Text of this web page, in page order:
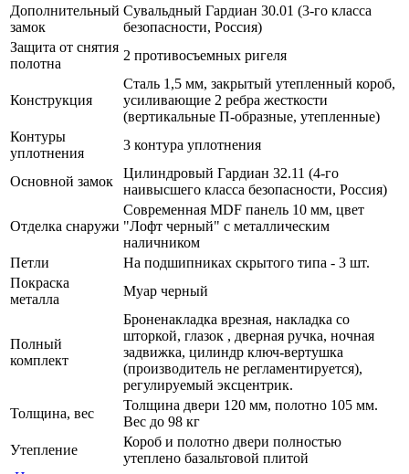
Дополнительный
замок
Сувальдный Гардиан 30.01 (3-го класса
безопасности, Россия)
Защита от снятия
полотна
2 противосъемных ригеля
Конструкция
Сталь 1,5 мм, закрытый утепленный короб,
усиливающие 2 ребра жесткости
(вертикальные П-образные, утепленные)
Контуры
уплотнения
3 контура уплотнения
Основной замок
Цилиндровый Гардиан 32.11 (4-го
наивысшего класса безопасности, Россия)
Отделка снаружи
Современная MDF панель 10 мм, цвет
"Лофт черный" с металлическим
наличником
Петли
На подшипниках скрытого типа - 3 шт.
Покраска
металла
Муар черный
Полный
комплект
Броненакладка врезная, накладка со
шторкой, глазок , дверная ручка, ночная
задвижка, цилиндр ключ-вертушка
(производитель не регламентируется),
регулируемый эксцентрик.
Толщина, вес
Толщина двери 120 мм, полотно 105 мм.
Вес до 98 кг
Утепление
Короб и полотно двери полностью
утеплено базальтовой плитой